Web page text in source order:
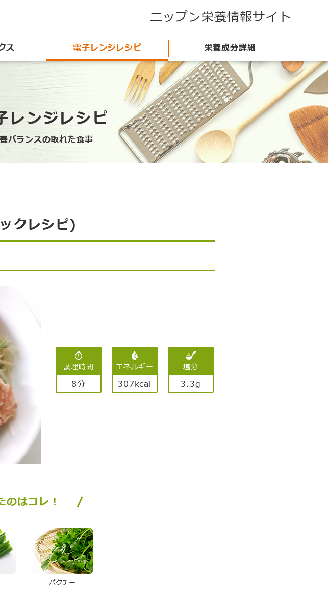
ニップン栄養情報サイト
ス 電子レンジレシピ 栄養成分詳細
レンジレシピ
バランスの取れた食事
クレシピ)
調理時間
8分
エネルギー
307kcal
塩分
3.3g
のはコレ！
パクチー